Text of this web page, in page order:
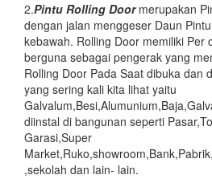
2.Pintu Rolling Doormerupakan
dengan jalan menggeser Daun
kebawah. Rolling Door memiliki Per
berguna sebagai pengerak yang
Rolling Door Pada Saat dibuka dan
yang sering kali kita lihat yaitu
diinstal di bangunan seperti
Garasi,Super
,sekolah dan lain- lain.